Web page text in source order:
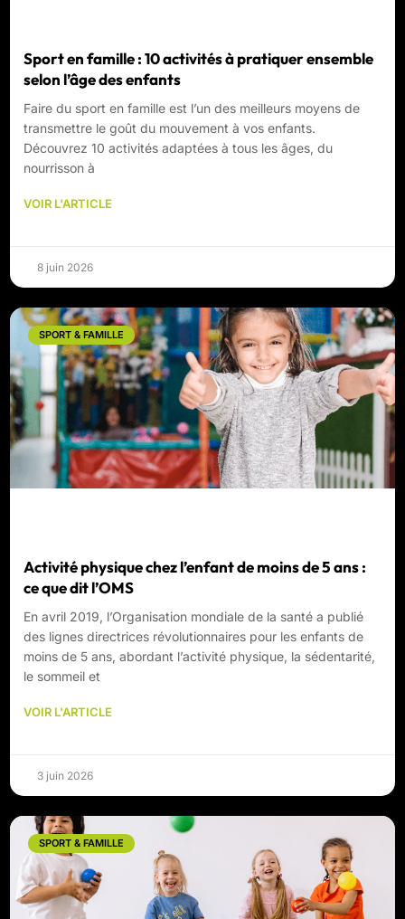
Sport en famille : 10 activités à pratiquer ensemble
selon l’âge des enfants
Faire du sport en famille est l’un des meilleurs moyens de
transmettre le goût du mouvement à vos enfants.
Découvrez 10 activités adaptées à tous les âges, du
nourrisson à
VOIR L'ARTICLE
8 juin 2026
SPORT & FAMILLE
Activité physique chez l’enfant de moins de 5 ans :
ce que dit l’OMS
En avril 2019, l’Organisation mondiale de la santé a publié
des lignes directrices révolutionnaires pour les enfants de
moins de 5 ans, abordant l’activité physique, la sédentarité,
le sommeil et
VOIR L'ARTICLE
3 juin 2026
SPORT & FAMILLE